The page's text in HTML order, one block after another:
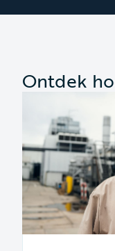
Ontdek